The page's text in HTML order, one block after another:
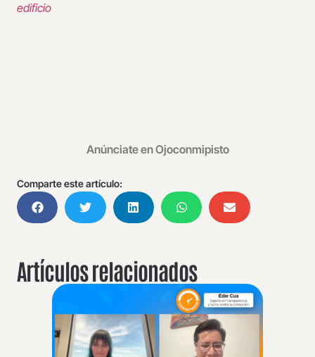
edificio
Anúnciate en Ojoconmipisto
Comparte este artículo:
Artículos relacionados